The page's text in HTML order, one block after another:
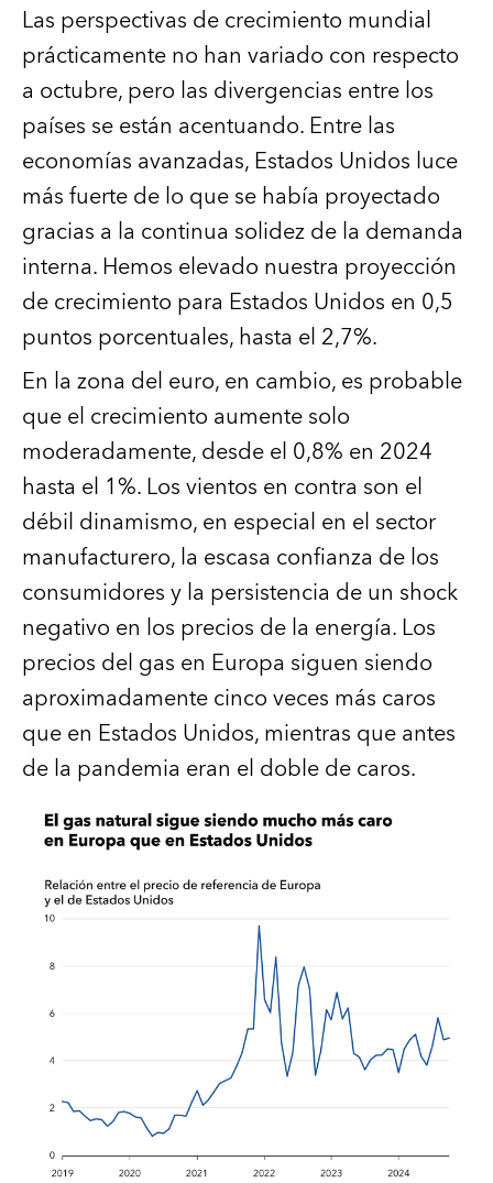
Las perspectivas de crecimiento mundial
prácticamente no han variado con respecto
a octubre, pero las divergencias entre los
países se están acentuando. Entre las
economías avanzadas, Estados Unidos luce
más fuerte de lo que se había proyectado
gracias a la continua solidez de la demanda
interna. Hemos elevado nuestra proyección
de crecimiento para Estados Unidos en 0,5
puntos porcentuales, hasta el 2,7%.
En la zona del euro, en cambio, es probable
que el crecimiento aumente solo
moderadamente, desde el 0,8% en 2024
hasta el 1%. Los vientos en contra son el
débil dinamismo, en especial en el sector
manufacturero, la escasa confianza de los
consumidores y la persistencia de un shock
negativo en los precios de la energía. Los
precios del gas en Europa siguen siendo
aproximadamente cinco veces más caros
que en Estados Unidos, mientras que antes
de la pandemia eran el doble de caros.